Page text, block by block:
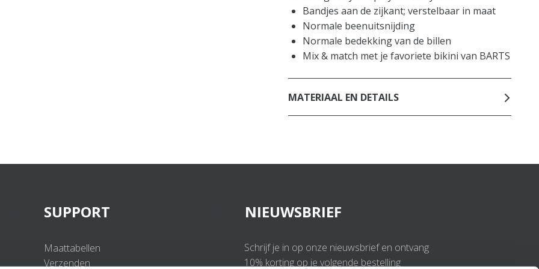
Bandjes aan de zijkant; verstelbaar in maat
Normale beenuitsnijding
Normale bedekking van de billen
Mix & match met je favoriete bikini van BARTS
MATERIAAL EN DETAILS
SUPPORT
Maattabellen
Verzenden
NIEUWSBRIEF
Schrijf je in op onze nieuwsbrief en ontvang
10% korting op je volgende bestelling